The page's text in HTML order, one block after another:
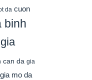
da cuon
binh
gia
can da gia
gia mo da